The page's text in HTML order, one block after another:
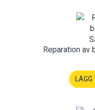
Reparation av
LÄGG